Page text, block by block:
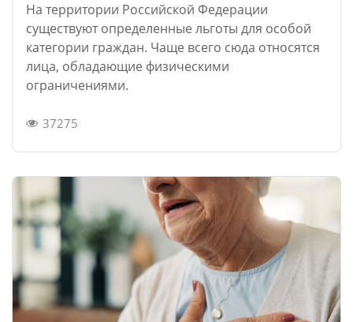
На территории Российской Федерации
существуют определенные льготы для особой
категории граждан. Чаще всего сюда относятся
лица, обладающие физическими
ограничениями.
37275